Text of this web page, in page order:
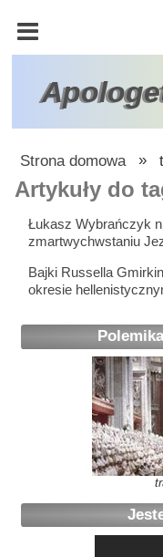
KOŚCIÓŁ
KATOLICKI
TRÓJCA
ŚWIĘTA
ATEIZM
ŚWIADKOWIE
JEHOWY
W
WIARY
Strona domowa »
Artykuły do
Łukasz Wybrańczyk
zmartwychwstaniu
Bajki Russella
okresie